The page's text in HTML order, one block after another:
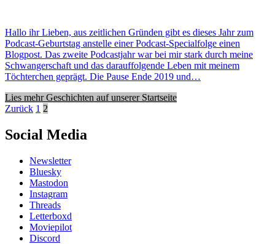
Hallo ihr Lieben, aus zeitlichen Gründen gibt es dieses Jahr zum
Podcast-Geburtstag anstelle einer Podcast-Specialfolge einen
Blogpost. Das zweite Podcastjahr war bei mir stark durch meine
Schwangerschaft und das darauffolgende Leben mit meinem
Töchterchen geprägt. Die Pause Ende 2019 und…
Lies mehr Geschichten auf unserer Startseite
Beitragsnavigation
Zurück 1 2
Social Media
Newsletter
Bluesky
Mastodon
Instagram
Threads
Letterboxd
Moviepilot
Discord